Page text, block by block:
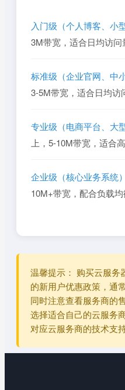
入门级（个人博客、小
3M带宽，适合日均访
标准级（企业官网、中
3-5M带宽，适合日均访
专业级（电商平台、大
上，5-10M带宽，适合
企业级（核心业务系统
10M+带宽，配合负载
温馨提示： 购买云服务
的新用户优惠政策，通
同时注意查看服务商的
选择适合自己的云服务
对应云服务商的技术支